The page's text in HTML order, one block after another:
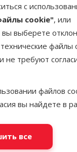
с
cookie", или
вы выберете
файлы
требуют
файлов
вы найдете в
все
твоём доме!
с Repti Planet
рептилий и
террариума
руках, каждый
опираясь на
чтобы получить
товаров
среды,
природе.
знаниями, а также
мир террариумов
и амфибий,